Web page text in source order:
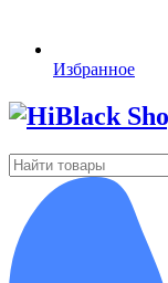
Избранное